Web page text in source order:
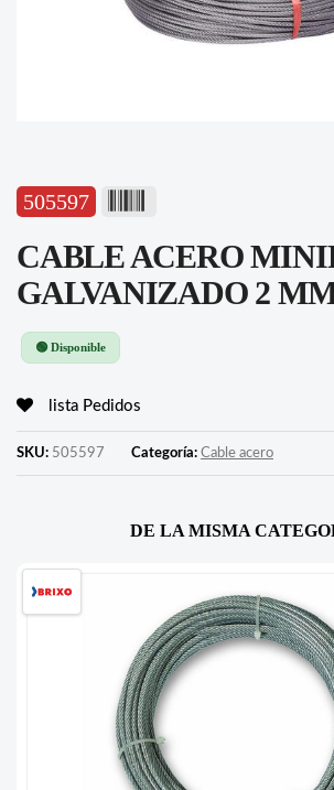
505597
CABLE ACERO
GALVANIZADO 2
🟢 Disponible
lista Pedidos
SKU: 505597 Categoría: Cable acero
DE LA MISMA